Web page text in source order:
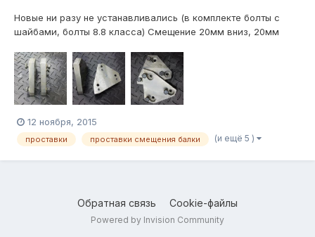
Новые ни разу не устанавливались (в комплекте болты с
шайбами, болты 8.8 класса) Смещение 20мм вниз, 20мм
Отправлю ТК. Цена 1400 р.
12 ноября, 2015
проставки проставки смещения балки (и ещё 5 )
Обратная связь Cookie-файлы
Powered by Invision Community